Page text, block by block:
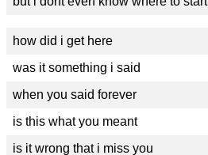
how did i get here
was it something i said
when you said forever
is this what you meant
is it wrong that i miss you